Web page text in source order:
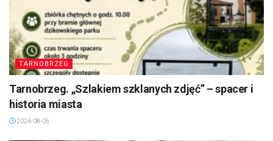
TARNOBRZEG
Tarnobrzeg. „Szlakiem szklanych zdjęć” – spacer i
historia miasta
2026-08-05